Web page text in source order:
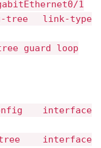
1
tree link-type
guard loop
interface
tree interface